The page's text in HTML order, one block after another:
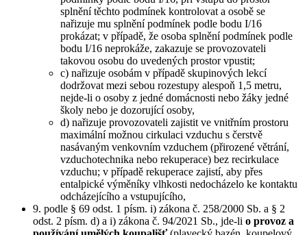
splnění těchto podmínek kontrolovat a osobě se
nařizuje mu splnění podmínek podle bodu I/16
prokázat; v případě, že osoba splnění podmínek podle
bodu I/16 neprokáže, zakazuje se provozovateli
takovou osobu do uvedených prostor vpustit;
c) nařizuje osobám v případě skupinových lekcí
dodržovat mezi sebou rozestupy alespoň 1,5 metru,
nejde-li o osoby z jedné domácnosti nebo žáky jedné
školy nebo je dozorující osoby,
d) nařizuje provozovateli zajistit ve vnitřním prostoru
maximální možnou cirkulaci vzduchu s čerstvě
nasávaným venkovním vzduchem (přirozené větrání,
vzduchotechnika nebo rekuperace) bez recirkulace
vzduchu; v případě rekuperace zajistí, aby přes
entalpické výměníky vlhkosti nedocházelo ke kontaktu
odcházejícího a vstupujícího,
9. podle § 69 odst. 1 písm. i) zákona č. 258/2000 Sb. a § 2
odst. 2 písm. d) a i) zákona č. 94/2021 Sb., jde-li o provoz a